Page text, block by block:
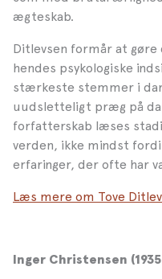
ægteskab.
Ditlevsen formår at
hendes psykologiske
stærkeste stemmer i
uudsletteligt præg på
forfatterskab læses
verden, ikke mindst
erfaringer, der ofte har
Læs mere om Tove
Inger Christensen